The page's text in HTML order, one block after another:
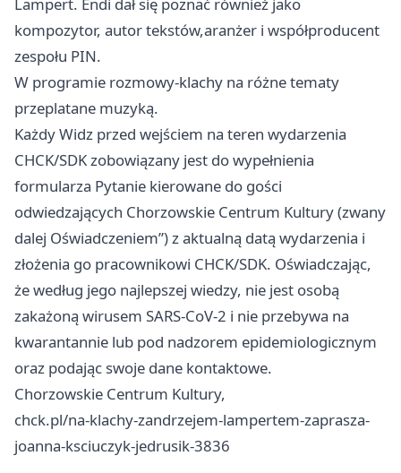
kompozytor, autor tekstów,aranżer i współproducent
zespołu PIN.
W programie rozmowy-klachy na różne tematy
przeplatane muzyką.
Każdy Widz przed wejściem na teren wydarzenia
CHCK/SDK zobowiązany jest do wypełnienia
formularza Pytanie kierowane do gości
odwiedzających Chorzowskie Centrum Kultury (zwany
dalej Oświadczeniem”) z aktualną datą wydarzenia i
złożenia go pracownikowi CHCK/SDK. Oświadczając,
że według jego najlepszej wiedzy, nie jest osobą
zakażoną wirusem SARS-CoV-2 i nie przebywa na
kwarantannie lub pod nadzorem epidemiologicznym
oraz podając swoje dane kontaktowe.
Chorzowskie Centrum Kultury,
chck.pl/na-klachy-zandrzejem-lampertem-zaprasza-
joanna-ksciuczyk-jedrusik-3836